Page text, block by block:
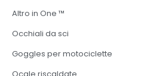
Altro in One ™
Occhiali da sci
Goggles per motociclette